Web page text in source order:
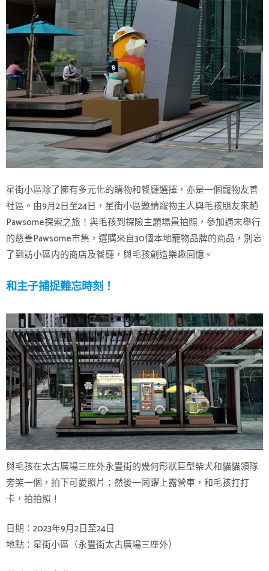
星街小區除了擁有多元化的購物和餐廳選擇，亦是一個寵物友善
社區。由9月2日至24日，星街小區邀請寵物主人與毛孩朋友來趟
Pawsome探索之旅！與毛孩到探險主題場景拍照，參加週末舉行
的慈善Pawsome市集，選購來自30個本地寵物品牌的商品，別忘
了到訪小區内的商店及餐廳，與毛孩創造樂趣回憶。
和主子捕捉難忘時刻！
與毛孩在太古廣場三座外永豐街的幾何形狀巨型柴犬和貓貓領隊
旁笑一個，拍下可愛照片；然後一同躍上露營車，和毛孩打打
卡，拍拍照！
日期：2023年9月2日至24日
地點：星街小區（永豐街太古廣場三座外）